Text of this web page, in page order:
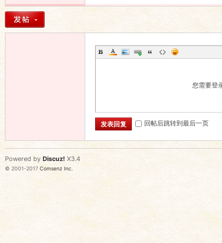
会
您需要登
发表回复 回帖后跳转到最后一页
Powered by Discuz! X3.4
© 2001-2017 Comsenz Inc.